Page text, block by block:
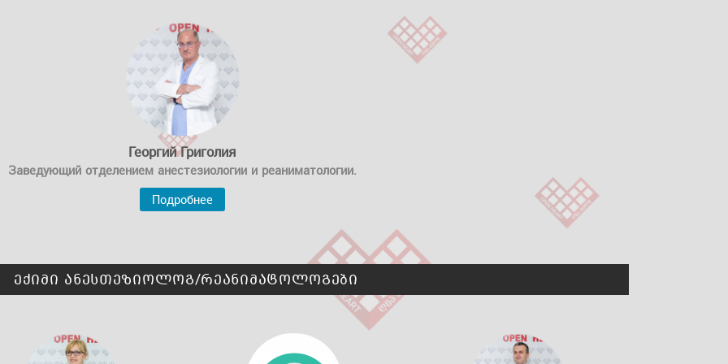
Георгий Григолия
Заведующий отделением анестезиологии и реаниматологии.
Подробнее
ექიმი ანესთეზიოლოგ/რეანიმატოლოგები